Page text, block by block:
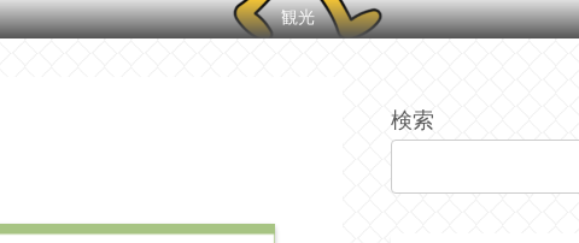
観光
検索